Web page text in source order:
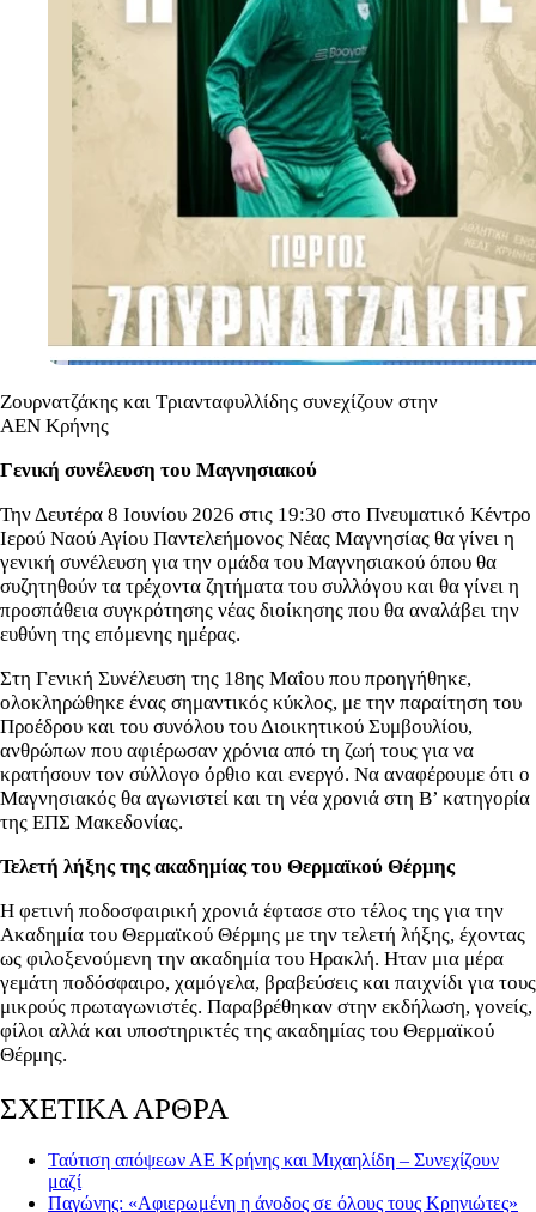
Ζουρνατζάκης και Τριανταφυλλίδης συνεχίζουν στην
ΑΕΝ Κρήνης
Γενική συνέλευση του Μαγνησιακού
Την Δευτέρα 8 Ιουνίου 2026 στις 19:30 στο Πνευματικό Κέντρο
Ιερού Ναού Αγίου Παντελεήμονος Νέας Μαγνησίας θα γίνει η
γενική συνέλευση για την ομάδα του Μαγνησιακού όπου θα
συζητηθούν τα τρέχοντα ζητήματα του συλλόγου και θα γίνει η
προσπάθεια συγκρότησης νέας διοίκησης που θα αναλάβει την
ευθύνη της επόμενης ημέρας.
Στη Γενική Συνέλευση της 18ης Μαΐου που προηγήθηκε,
ολοκληρώθηκε ένας σημαντικός κύκλος, με την παραίτηση του
Προέδρου και του συνόλου του Διοικητικού Συμβουλίου,
ανθρώπων που αφιέρωσαν χρόνια από τη ζωή τους για να
κρατήσουν τον σύλλογο όρθιο και ενεργό. Να αναφέρουμε ότι ο
Μαγνησιακός θα αγωνιστεί και τη νέα χρονιά στη Β’ κατηγορία
της ΕΠΣ Μακεδονίας.
Τελετή λήξης της ακαδημίας του Θερμαϊκού Θέρμης
Η φετινή ποδοσφαιρική χρονιά έφτασε στο τέλος της για την
Ακαδημία του Θερμαϊκού Θέρμης με την τελετή λήξης, έχοντας
ως φιλοξενούμενη την ακαδημία του Ηρακλή. Ηταν μια μέρα
γεμάτη ποδόσφαιρο, χαμόγελα, βραβεύσεις και παιχνίδι για τους
μικρούς πρωταγωνιστές. Παραβρέθηκαν στην εκδήλωση, γονείς,
φίλοι αλλά και υποστηρικτές της ακαδημίας του Θερμαϊκού
Θέρμης.
ΣΧΕΤΙΚΑ ΑΡΘΡΑ
Ταύτιση απόψεων ΑΕ Κρήνης και Μιχαηλίδη – Συνεχίζουν
μαζί
Παγώνης: «Αφιερωμένη η άνοδος σε όλους τους Κρηνιώτες»